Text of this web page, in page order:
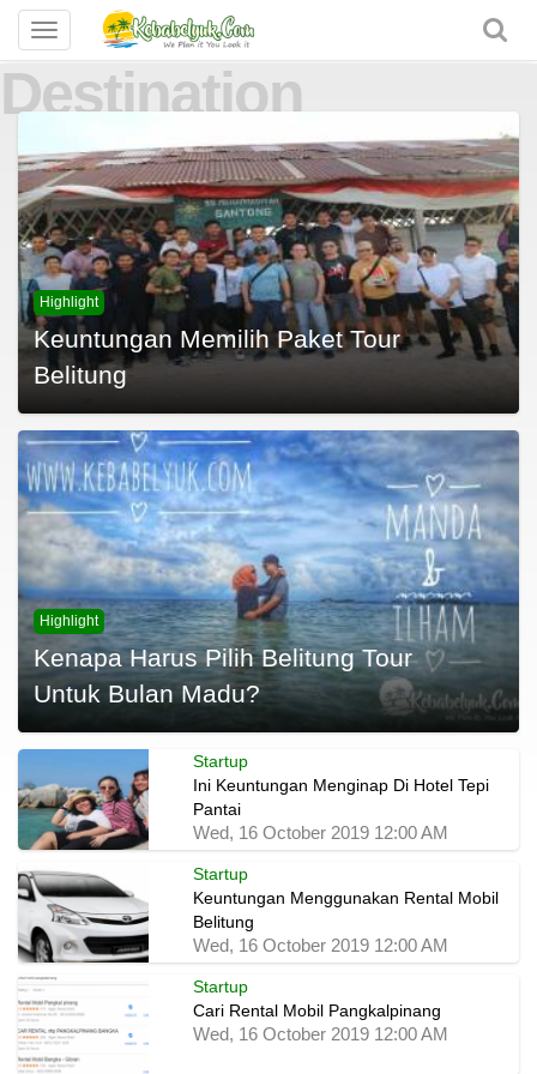
Toggle
navigation
Destination
Highlight
Keuntungan Memilih Paket Tour
Belitung
Highlight
Kenapa Harus Pilih Belitung Tour
Untuk Bulan Madu?
Startup
Ini Keuntungan Menginap Di Hotel Tepi
Pantai
Wed, 16 October 2019 12:00 AM
Startup
Keuntungan Menggunakan Rental Mobil
Belitung
Wed, 16 October 2019 12:00 AM
Startup
Cari Rental Mobil Pangkalpinang
Wed, 16 October 2019 12:00 AM